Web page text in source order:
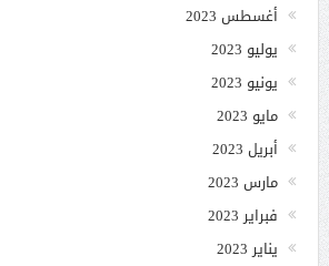
أغسطس 2023
يوليو 2023
يونيو 2023
مايو 2023
أبريل 2023
مارس 2023
فبراير 2023
يناير 2023